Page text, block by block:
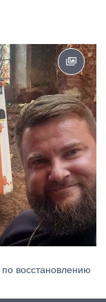
восстановлению